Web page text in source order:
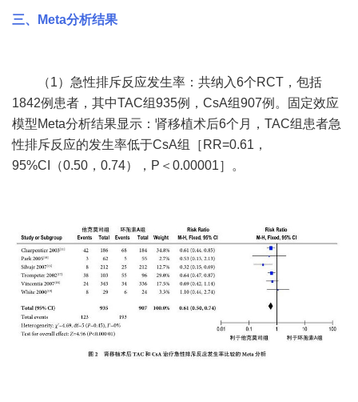
三、Meta分析结果
（1）急性排斥反应发生率：共纳入6个RCT，包括
1842例患者，其中TAC组935例，CsA组907例。固定效应
模型Meta分析结果显示：肾移植术后6个月，TAC组患者急
性排斥反应的发生率低于CsA组［RR=0.61，
95%CI（0.50，0.74），P＜0.00001］。